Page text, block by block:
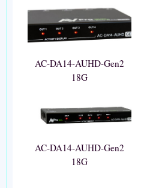
AC-DA14-AUHD-Gen2
18G
AC-DA14-AUHD-Gen2
18G